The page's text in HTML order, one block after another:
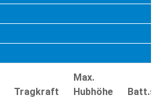
Tragkraft
Max.
Hubhöhe